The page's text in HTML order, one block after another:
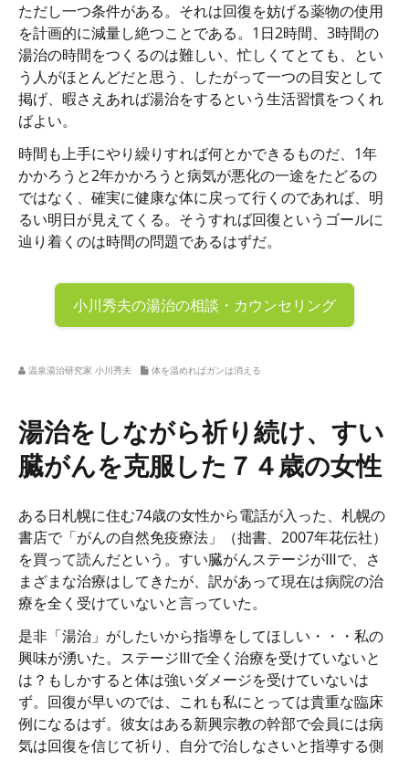
ただし一つ条件がある。それは回復を妨げる薬物の使用
を計画的に減量し絶つことである。1日2時間、3時間の
湯治の時間をつくるのは難しい、忙しくてとても、とい
う人がほとんどだと思う、したがって一つの目安として
掲げ、暇さえあれば湯治をするという生活習慣をつくれ
ばよい。
時間も上手にやり繰りすれば何とかできるものだ、1年
かかろうと2年かかろうと病気が悪化の一途をたどるの
ではなく、確実に健康な体に戻って行くのであれば、明
るい明日が見えてくる。そうすれば回復というゴールに
辿り着くのは時間の問題であるはずだ。
小川秀夫の湯治の相談・カウンセリング
温泉湯治研究家 小川秀夫 体を温めればガンは消える
湯治をしながら祈り続け、すい
臓がんを克服した７４歳の女性
ある日札幌に住む74歳の女性から電話が入った、札幌の
書店で「がんの自然免疫療法」（拙書、2007年花伝社）
を買って読んだという。すい臓がんステージがⅢで、さ
まざまな治療はしてきたが、訳があって現在は病院の治
療を全く受けていないと言っていた。
是非「湯治」がしたいから指導をしてほしい・・・私の
興味が湧いた。ステージⅢで全く治療を受けていないと
は？もしかすると体は強いダメージを受けていないは
ず。回復が早いのでは、これも私にとっては貴重な臨床
例になるはず。彼女はある新興宗教の幹部で会員には病
気は回復を信じて祈り、自分で治しなさいと指導する側